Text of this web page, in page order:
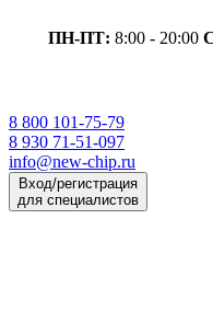
ПН-ПТ: 8:00 - 20:00
8 800 101-75-79
8 930 71-51-097
info@new-chip.ru
Вход/регистрация
для специалистов